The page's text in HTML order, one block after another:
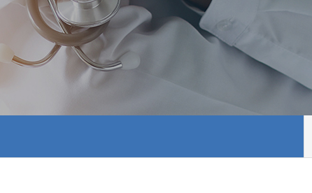
내시경
장내시경
전화번호 안내
오시는길
비급여항목
제증명 발급 안내